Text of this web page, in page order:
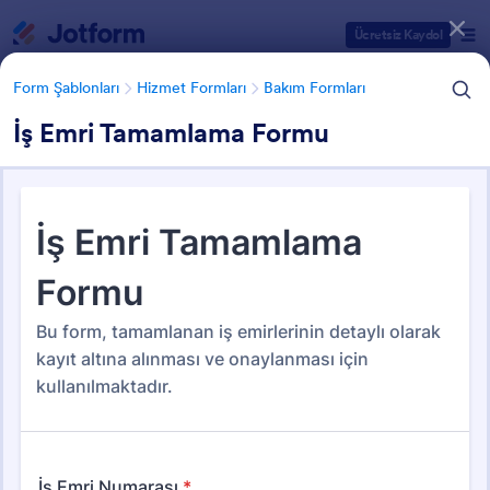
Ücretsiz Kaydol
Form Şablonları Hizmet Formları Bakım Formları
İş Emri Tamamlama Formu
Form Şablonları Hizmet Formları Bakım Formları
Bakım Formları
Form Şablonu Kategorileri